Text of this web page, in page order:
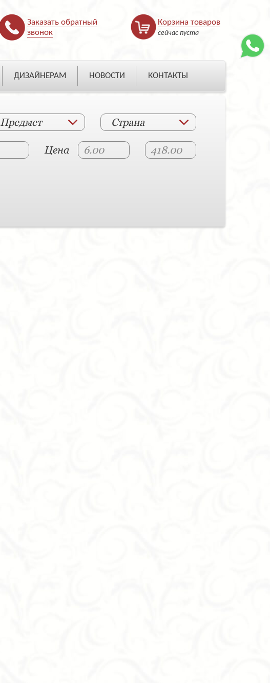
Заказать обратный
звонок
Корзина товаров
сейчас пуста
ДИЗАЙНЕРАМ НОВОСТИ КОНТАКТЫ
Предмет Страна
Цена